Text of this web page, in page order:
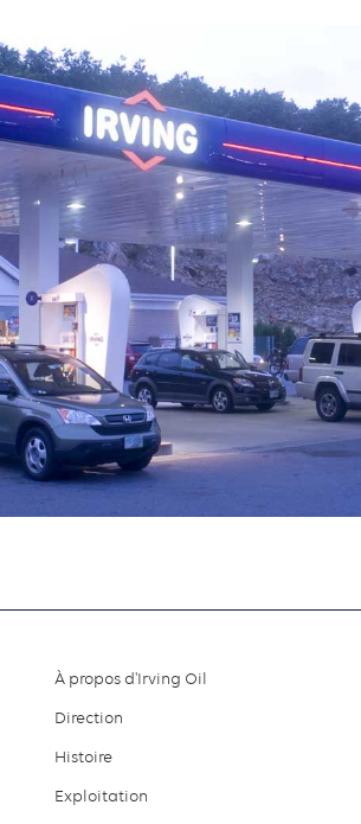
Footer
menu
À propos d'Irving Oil
Direction
Histoire
Exploitation